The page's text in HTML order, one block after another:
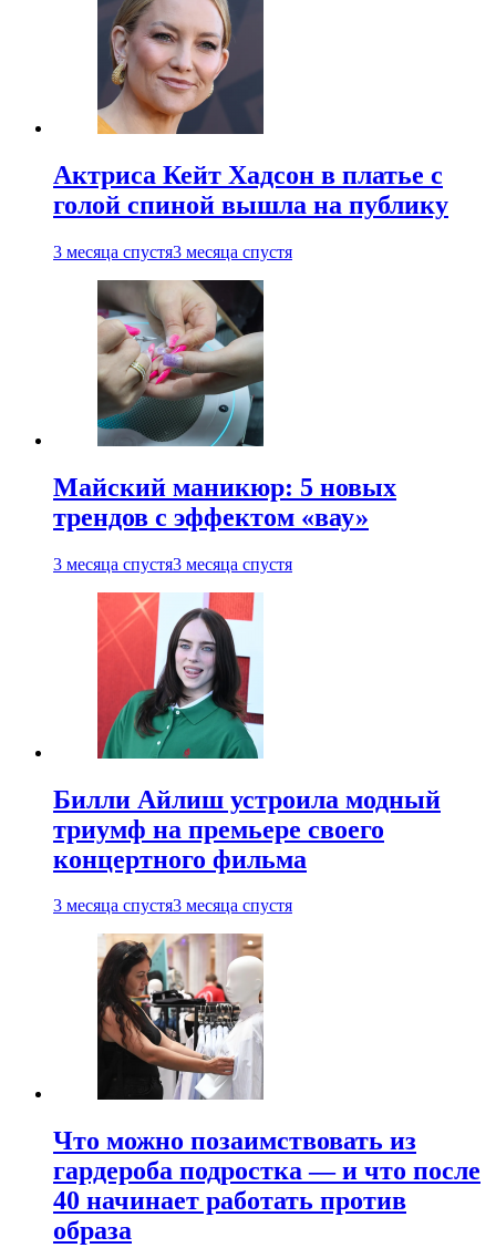
Актриса Кейт Хадсон в платье с
голой спиной вышла на публику
3 месяца спустя3 месяца спустя
Майский маникюр: 5 новых
трендов с эффектом «вау»
3 месяца спустя3 месяца спустя
Билли Айлиш устроила модный
триумф на премьере своего
концертного фильма
3 месяца спустя3 месяца спустя
Что можно позаимствовать из
гардероба подростка — и что после
40 начинает работать против
образа